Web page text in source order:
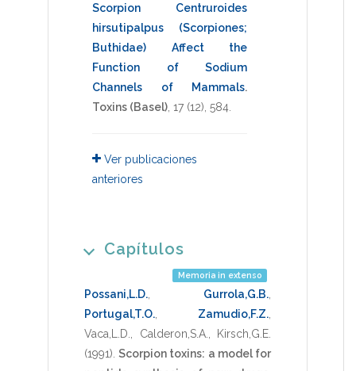
Scorpion Centruroides
hirsutipalpus (Scorpiones;
Buthidae) Affect the
Function of Sodium
Channels of Mammals.
Toxins (Basel) 17 (12), 584
Ver publicaciones
anteriores
Capítulos
Memoria in extenso
Possani,L.D. Gurrola,G.B.
Portugal,T.O.
Zamudio,F.Z.
Vaca,L.D.
Calderon,S.A.
Kirsch,G.E.
(1991) .Scorpion toxins: a model for